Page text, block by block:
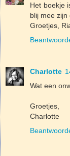
Het boekje
blij mee zijn
Groetjes,
Charlotte
Wat een
Groetjes,
Charlotte